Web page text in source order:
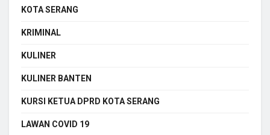
KOTA SERANG
KRIMINAL
KULINER
KULINER BANTEN
KURSI KETUA DPRD KOTA SERANG
LAWAN COVID 19